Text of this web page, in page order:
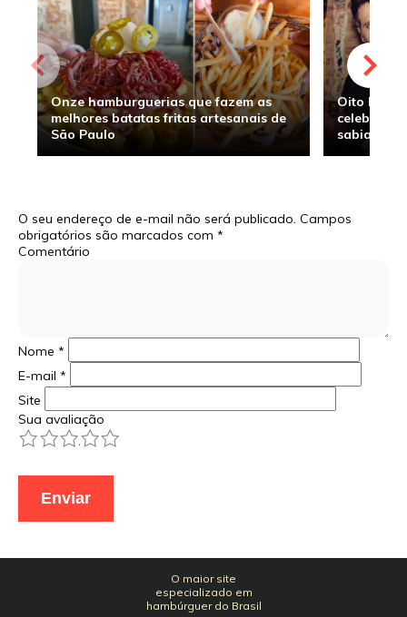
Onze hamburguerias que fazem as
melhores batatas fritas artesanais de
São Paulo
Oito
sabia
O seu endereço de e-mail não será publicado. Campos
obrigatórios são marcados com *
Comentário
Nome *
E-mail *
Site
Sua avaliação
5
4
3
2
O maior site
especializado em
hambúrguer do Brasil